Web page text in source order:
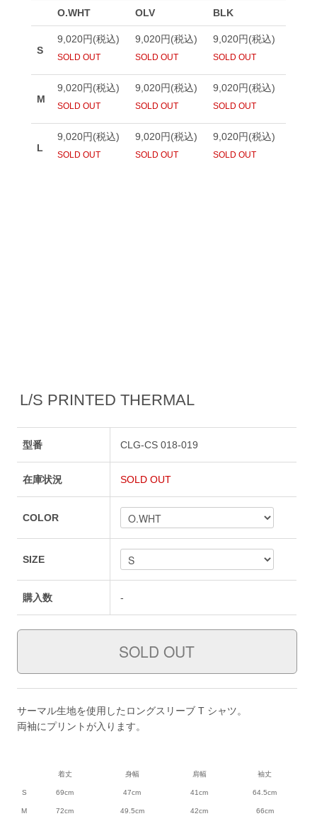
L/S PRINTED THERMAL
型番 CLG-CS 018-019
在庫状況 SOLD OUT
COLOR
SIZE
購入数 -
サーマル生地を使用したロングスリーブ T シャツ。
両袖にプリントが入ります。
着丈 身幅 肩幅 袖丈
S 69cm 47cm 41cm 64.5cm
M 72cm 49.5cm 42cm 66cm